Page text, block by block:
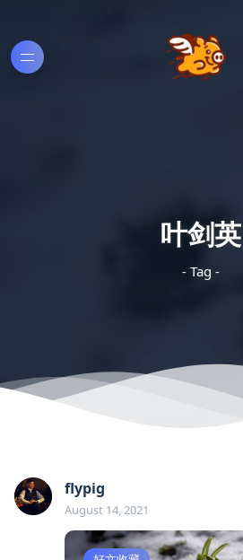
叶剑英
- Tag -
flypig
August 14, 2021